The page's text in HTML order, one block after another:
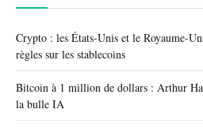
Crypto : les États-Unis et le Royaume-
règles sur les stablecoins
Bitcoin à 1 million de dollars : Arthur
la bulle IA